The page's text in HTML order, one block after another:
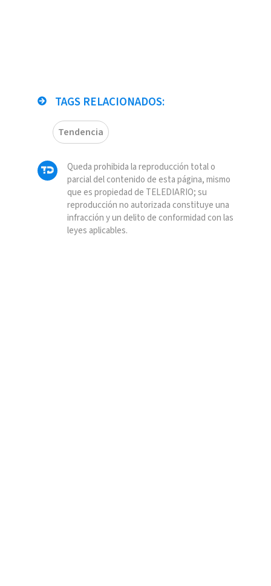
TAGS RELACIONADOS:
Tendencia
Queda prohibida la reproducción total o
parcial del contenido de esta página, mismo
que es propiedad de TELEDIARIO; su
reproducción no autorizada constituye una
infracción y un delito de conformidad con las
leyes aplicables.